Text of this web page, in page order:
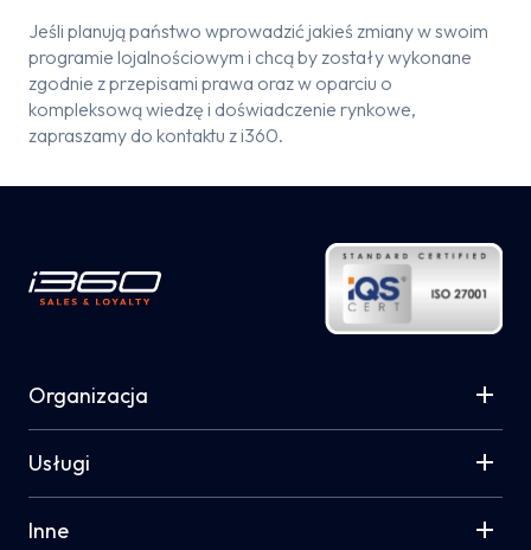
Jeśli planują państwo wprowadzić jakieś zmiany w swoim
programie lojalnościowym i chcą by zostały wykonane
zgodnie z przepisami prawa oraz w oparciu o
kompleksową wiedzę i doświadczenie rynkowe,
zapraszamy do kontaktu z i360.
Organizacja
Usługi
Inne